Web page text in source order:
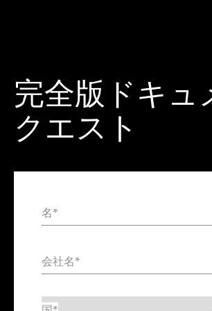
完全版ドキュ
クエスト
氏
名*
会社名*